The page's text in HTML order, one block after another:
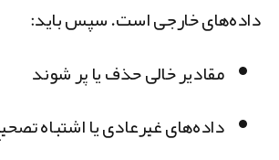
خارجی است. سپس باید:
مقادیر خالی حذف یا پر شوند
داده‌های غیرعادی یا اشتباه